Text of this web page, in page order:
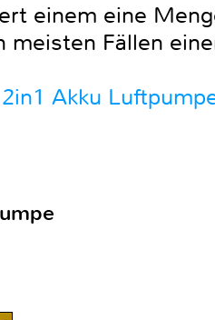
einem eine
Fällen
Akku